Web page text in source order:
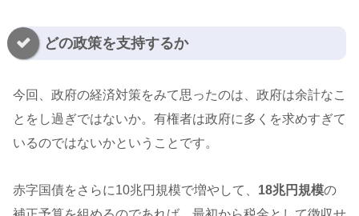
どの政策を支持するか
今回、政府の経済対策をみて思ったのは、政府は余計なこ
とをし過ぎではないか。有権者は政府に多くを求めすぎて
いるのではないかということです。
赤字国債をさらに10兆円規模で増やして、 18兆円規模の